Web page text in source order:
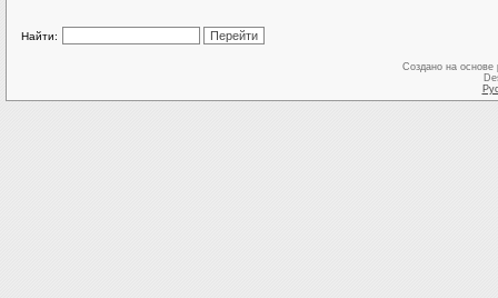
Найти:
Создано на основе